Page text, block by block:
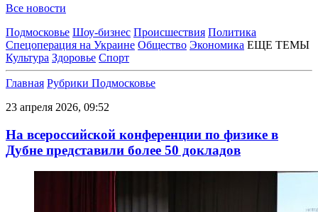
Все новости
Подмосковье Шоу-бизнес Происшествия Политика
Спецоперация на Украине Общество Экономика ЕЩЕ ТЕМЫ
Культура Здоровье Спорт
Главная Рубрики Подмосковье
23 апреля 2026, 09:52
На всероссийской конференции по физике в
Дубне представили более 50 докладов